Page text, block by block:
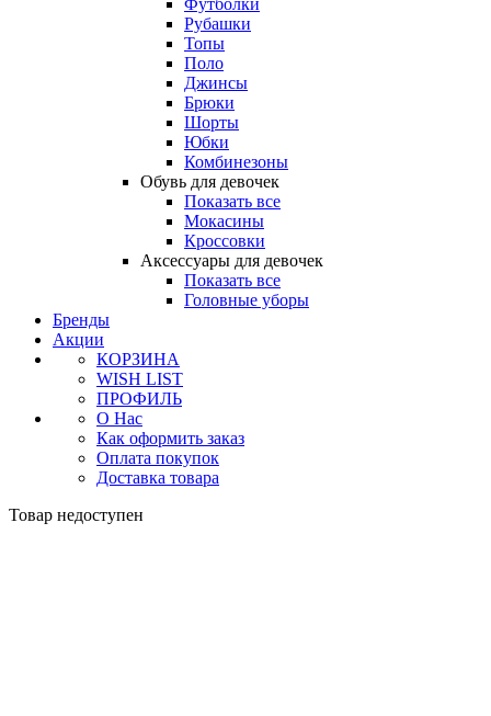
Футболки
Рубашки
Топы
Поло
Джинсы
Брюки
Шорты
Юбки
Комбинезоны
Обувь для девочек
Показать все
Мокасины
Кроссовки
Аксессуары для девочек
Показать все
Головные уборы
Бренды
Акции
КОРЗИНА
WISH LIST
ПРОФИЛЬ
О Нас
Как оформить заказ
Оплата покупок
Доставка товара
Товар недоступен